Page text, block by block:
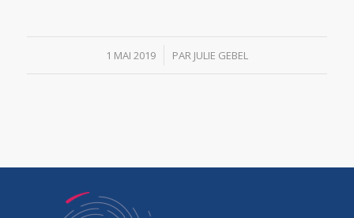
1 MAI 2019
/ PAR JULIE GEBEL